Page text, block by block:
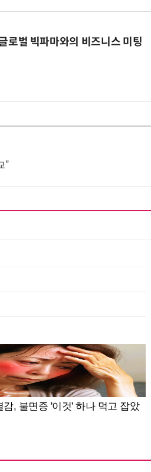
벌 빅파마와의 비즈니스 미팅
”